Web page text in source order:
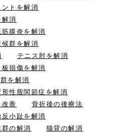
トを解消
消
筋膜炎を解消
群を解消
テニス肘を解消
板損傷を解消
を解消
形性股関節症を解消
善
骨折後の後療法
反小趾を解消
の解消
猫背の解消